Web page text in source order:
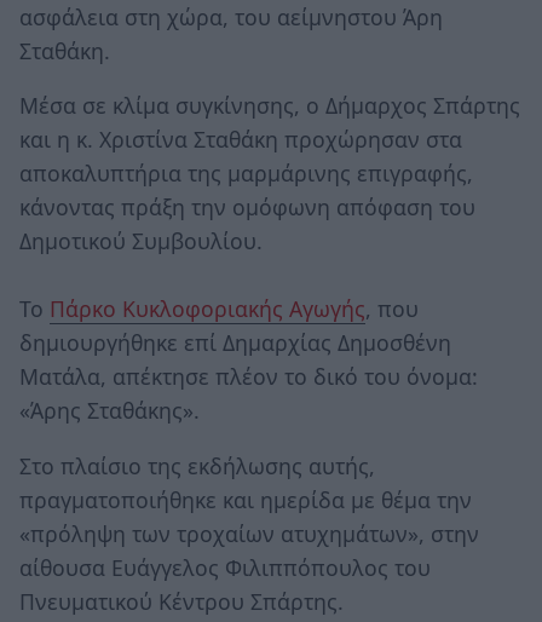
ασφάλεια στη χώρα, του αείμνηστου Άρη
Σταθάκη.
Μέσα σε κλίμα συγκίνησης, ο Δήμαρχος Σπάρτης
και η κ. Χριστίνα Σταθάκη προχώρησαν στα
αποκαλυπτήρια της μαρμάρινης επιγραφής,
κάνοντας πράξη την ομόφωνη απόφαση του
Δημοτικού Συμβουλίου.
Το Πάρκο Κυκλοφοριακής Αγωγής, που
δημιουργήθηκε επί Δημαρχίας Δημοσθένη
Ματάλα, απέκτησε πλέον το δικό του όνομα:
«Άρης Σταθάκης».
Στο πλαίσιο της εκδήλωσης αυτής,
πραγματοποιήθηκε και ημερίδα με θέμα την
«πρόληψη των τροχαίων ατυχημάτων», στην
αίθουσα Ευάγγελος Φιλιππόπουλος του
Πνευματικού Κέντρου Σπάρτης.